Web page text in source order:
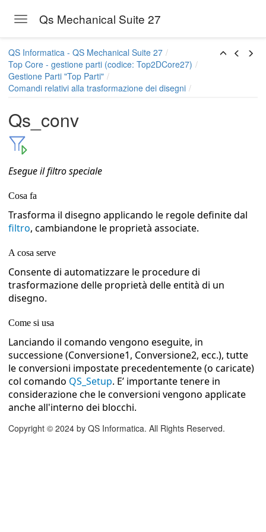
Toggle navigation
Qs Mechanical Suite 27
dei disegni
QS Informatica - QS Mechanical Suite 27
Top Core - gestione parti (codice: Top2DCore27)
Gestione Parti "Top Parti"
Comandi relativi alla trasformazione dei disegni
Qs_conv
Esegue il filtro speciale
Cosa fa
Trasforma il disegno applicando le regole definite dal
filtro, cambiandone le proprietà associate.
A cosa serve
Consente di automatizzare le procedure di
trasformazione delle proprietà delle entità di un
disegno.
Come si usa
Lanciando il comando vengono eseguite, in
successione (Conversione1, Conversione2, ecc.), tutte
le conversioni impostate precedentemente (o caricate)
col comando QS_Setup. E’ importante tenere in
considerazione che le conversioni vengono applicate
anche all'interno dei blocchi.
Copyright © 2024 by QS Informatica. All Rights Reserved.